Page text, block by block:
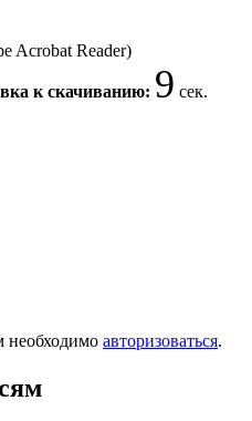
Acrobat Reader)
к скачиванию: 9 сек.
необходимо авторизоваться.